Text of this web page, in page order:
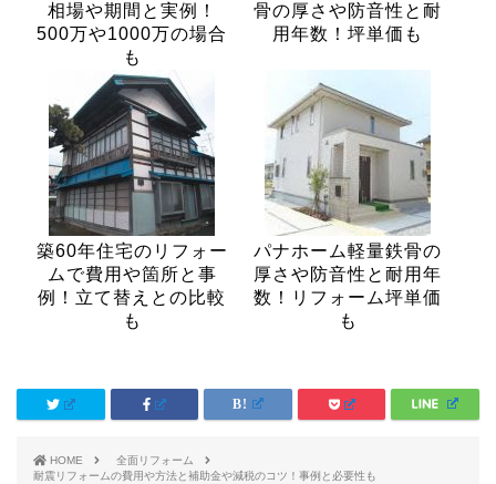
相場や期間と実例！
500万や1000万の場合
も
骨の厚さや防音性と耐
用年数！坪単価も
築60年住宅のリフォー
ムで費用や箇所と事
例！立て替えとの比較
も
パナホーム軽量鉄骨の
厚さや防音性と耐用年
数！リフォーム坪単価
も
HOME
全面リフォーム
耐震リフォームの費用や方法と補助金や減税のコツ！事例と必要性も